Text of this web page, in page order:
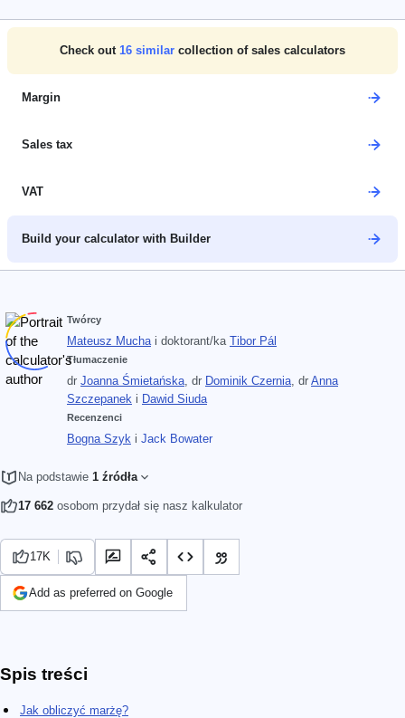
Check out 16 similar collection of sales calculators
Margin
Sales tax
VAT
Build your calculator with Builder
Twórcy
Mateusz Mucha i doktorant/ka Tibor Pál
Tłumaczenie
dr Joanna Śmietańska dr Dominik Czernia dr Anna
Szczepanek i Dawid Siuda
Recenzenci
Bogna Szyk i Jack Bowater
Na podstawie 1 źródła
17 662 osobom przydał się nasz kalkulator
17K
Add as preferred on Google
Spis treści
Jak obliczyć marżę?